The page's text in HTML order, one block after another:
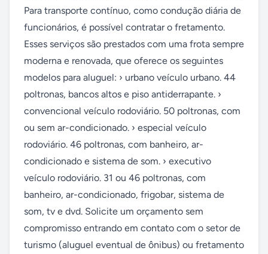
Para transporte contínuo, como condução diária de
funcionários, é possível contratar o fretamento.
Esses serviços são prestados com uma frota sempre
moderna e renovada, que oferece os seguintes
modelos para aluguel: › urbano veículo urbano. 44
poltronas, bancos altos e piso antiderrapante. ›
convencional veículo rodoviário. 50 poltronas, com
ou sem ar-condicionado. › especial veículo
rodoviário. 46 poltronas, com banheiro, ar-
condicionado e sistema de som. › executivo
veículo rodoviário. 31 ou 46 poltronas, com
banheiro, ar-condicionado, frigobar, sistema de
som, tv e dvd. Solicite um orçamento sem
compromisso entrando em contato com o setor de
turismo (aluguel eventual de ônibus) ou fretamento